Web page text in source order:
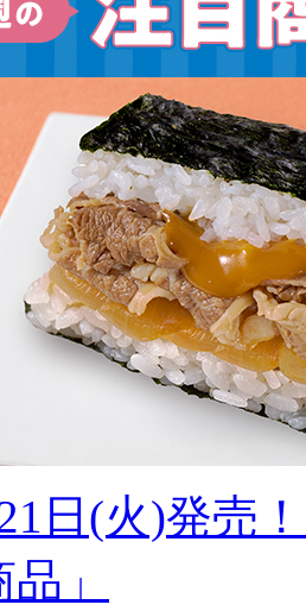
日(火)発売
」